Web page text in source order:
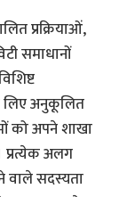
प्रक्रियाओं,
समाधानों
अनुकूलित
को अपने शाखा
प्रत्येक अलग
वाले सदस्यता